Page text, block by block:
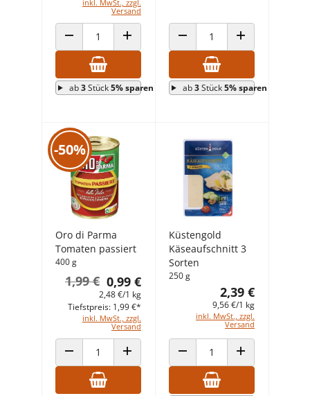
inkl. MwSt., zzgl.
Versand
ANZAHL VERRINGERNANZAHL ERHÖHEN
ab3Stück5% sparen
ANZAHL VERRINGERNANZAHL ERHÖHEN
ab3Stück5% sparen
-50%
Oro di Parma
Tomaten passiert
400 g
0,99 €
1,99 €
2,48 €/1 kg
inkl. MwSt., zzgl.
Versand
Tiefstpreis: 1,99 €*
ANZAHL VERRINGERNANZAHL ERHÖHEN
Küstengold
Käseaufschnitt 3
Sorten
250 g
2,39 €
9,56 €/1 kg
inkl. MwSt., zzgl.
Versand
ANZAHL VERRINGERNANZAHL ERHÖHEN